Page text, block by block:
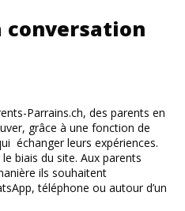
conversation
Parrains.ch, des parents en
grâce à une fonction de
échanger leurs expériences.
biais du site. Aux parents
ils souhaitent
téléphone ou autour d’un